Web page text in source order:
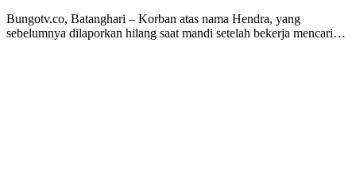
Bungotv.co, Batanghari – Korban atas nama Hendra, yang
sebelumnya dilaporkan hilang saat mandi setelah bekerja mencari…